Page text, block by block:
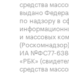
средства
выдано
по надзору в
и массовых
ИА №ФС77-
«РБК»
средства